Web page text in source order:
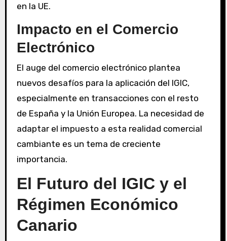
en la UE.
Impacto en el Comercio
Electrónico
El auge del comercio electrónico plantea
nuevos desafíos para la aplicación del IGIC,
especialmente en transacciones con el resto
de España y la Unión Europea. La necesidad de
adaptar el impuesto a esta realidad comercial
cambiante es un tema de creciente
importancia.
El Futuro del IGIC y el
Régimen Económico
Canario